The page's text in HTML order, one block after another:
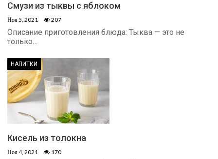
Смузи из тыквы с яблоком
Ноя 5, 2021 207
Описание приготовления блюда: Тыква — это не
только…
НАПИТКИ
Кисель из толокна
Ноя 4, 2021 170